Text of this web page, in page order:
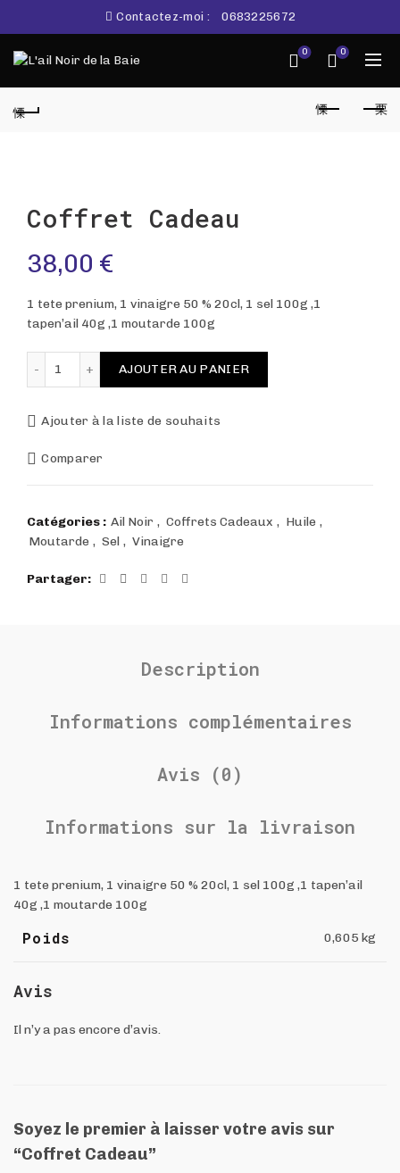
Contactez-moi : 0683225672
0 0
Coffret Cadeau
38,00 €
1 tete prenium, 1 vinaigre 50 % 20cl, 1 sel 100g ,1
tapen’ail 40g ,1 moutarde 100g
AJOUTER AU PANIER
Ajouter à la liste de souhaits
Comparer
Catégories : Ail Noir , Coffrets Cadeaux , Huile ,
Moutarde , Sel , Vinaigre
Partager
Description
Informations complémentaires
Avis (0)
Informations sur la livraison
1 tete prenium, 1 vinaigre 50 % 20cl, 1 sel 100g ,1 tapen’ail
40g ,1 moutarde 100g
Poids 0,605 kg
Avis
Il n’y a pas encore d’avis.
Soyez le premier à laisser votre avis sur
“Coffret Cadeau”